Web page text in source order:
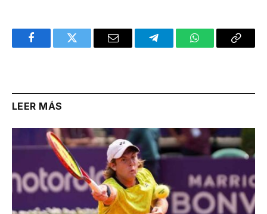
FacebookTwitter Email TelegramWhatsAppCopy
LEER MÁS